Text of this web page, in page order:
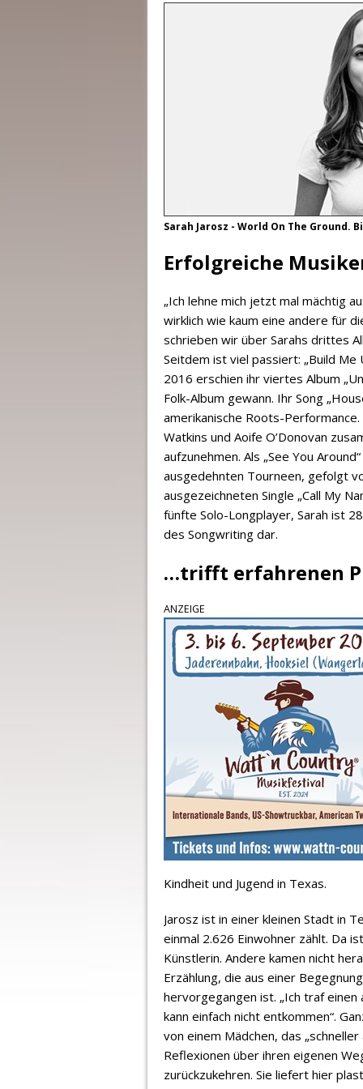
Sarah Jarosz - World On The Ground.
Erfolgreiche
„Ich lehne mich jetzt mal mächtig
wirklich wie kaum eine andere für
schrieben wir über Sarahs drittes
Seitdem ist viel passiert: „Build
2016 erschien ihr viertes Album
Folk-Album gewann. Ihr Song
amerikanische Roots-
Watkins und Aoife O’Donovan
aufzunehmen. Als „See You
ausgedehnten Tourneen, gefolgt
ausgezeichneten Single „Call My
fünfte Solo-Longplayer, Sarah ist
des Songwriting dar.
…trifft erfahrenen
ANZEIGE
Kindheit und Jugend in Texas.
Jarosz ist in einer kleinen Stadt in
einmal 2.626 Einwohner zählt. Da
Künstlerin. Andere kamen nicht
Erzählung, die aus einer
hervorgegangen ist. „Ich traf einen
kann einfach nicht entkommen“.
von einem Mädchen, das
Reflexionen über ihren eigenen
zurückzukehren. Sie liefert hier